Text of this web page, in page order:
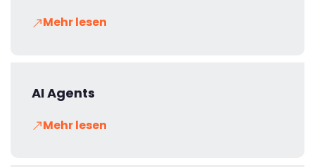
Mehr lesen
AI Agents
Mehr lesen